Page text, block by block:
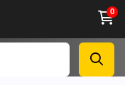
0